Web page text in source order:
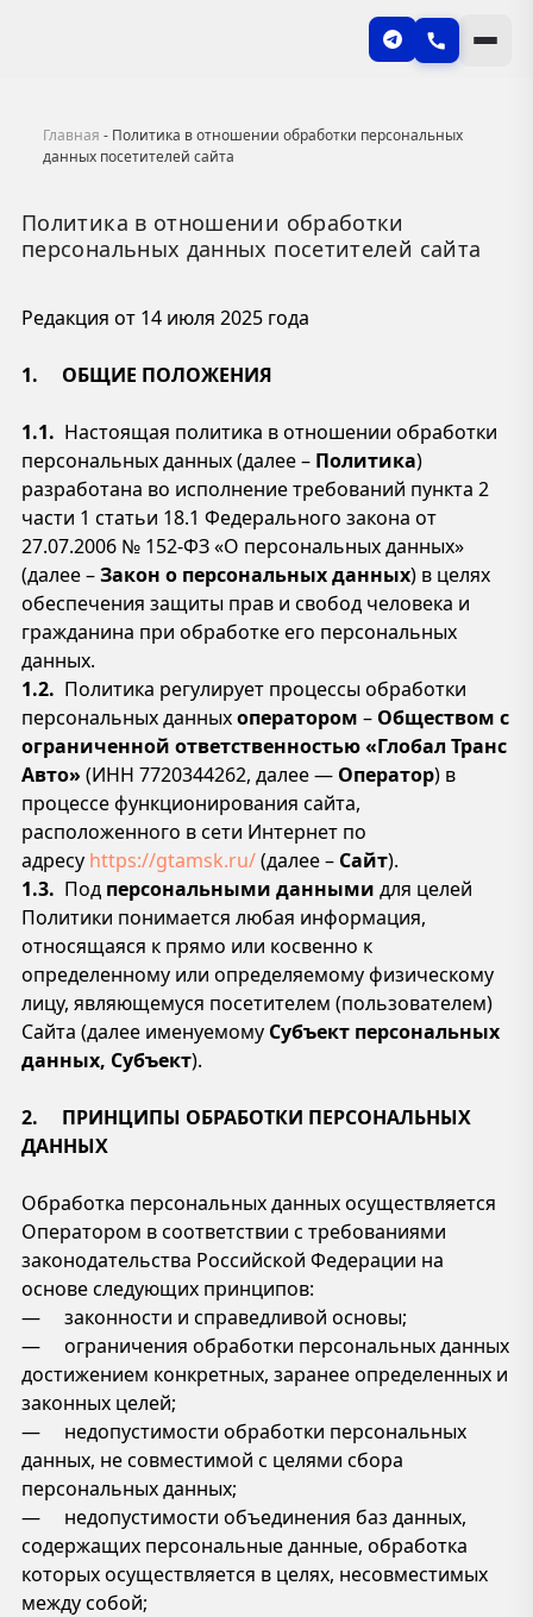
Главная - Политика в отношении обработки персональных
данных посетителей сайта
Политика в отношении обработки
персональных данных посетителей сайта
Редакция от 14 июля 2025 года
1. ОБЩИЕ ПОЛОЖЕНИЯ
1.1. Настоящая политика в отношении обработки
персональных данных (далее – Политика)
разработана во исполнение требований пункта 2
части 1 статьи 18.1 Федерального закона от
27.07.2006 № 152-ФЗ «О персональных данных»
(далее –Закон о персональных данных) в целях
обеспечения защиты прав и свобод человека и
гражданина при обработке его персональных
данных.
1.2. Политика регулирует процессы обработки
персональных данныхоператором – Обществом с
ограниченной ответственностью «Глобал Транс
Авто» (ИНН 7720344262, далее — Оператор) в
процессе функционирования сайта,
расположенного в сети Интернет по
адресу https://gtamsk.ru/(далее – Сайт).
1.3. Под персональными данными для целей
Политики понимается любая информация,
относящаяся к прямо или косвенно к
определенному или определяемому физическому
лицу, являющемуся посетителем (пользователем)
Сайта (далее именуемому Субъект персональных
данных, Субъект).
2. ПРИНЦИПЫ ОБРАБОТКИ ПЕРСОНАЛЬНЫХ
ДАННЫХ
Обработка персональных данных осуществляется
Оператором в соответствии с требованиями
законодательства Российской Федерации на
основе следующих принципов:
— законности и справедливой основы;
— ограничения обработки персональных данных
достижением конкретных, заранее определенных и
законных целей;
— недопустимости обработки персональных
данных, не совместимой с целями сбора
персональных данных;
— недопустимости объединения баз данных,
содержащих персональные данные, обработка
которых осуществляется в целях, несовместимых
между собой;